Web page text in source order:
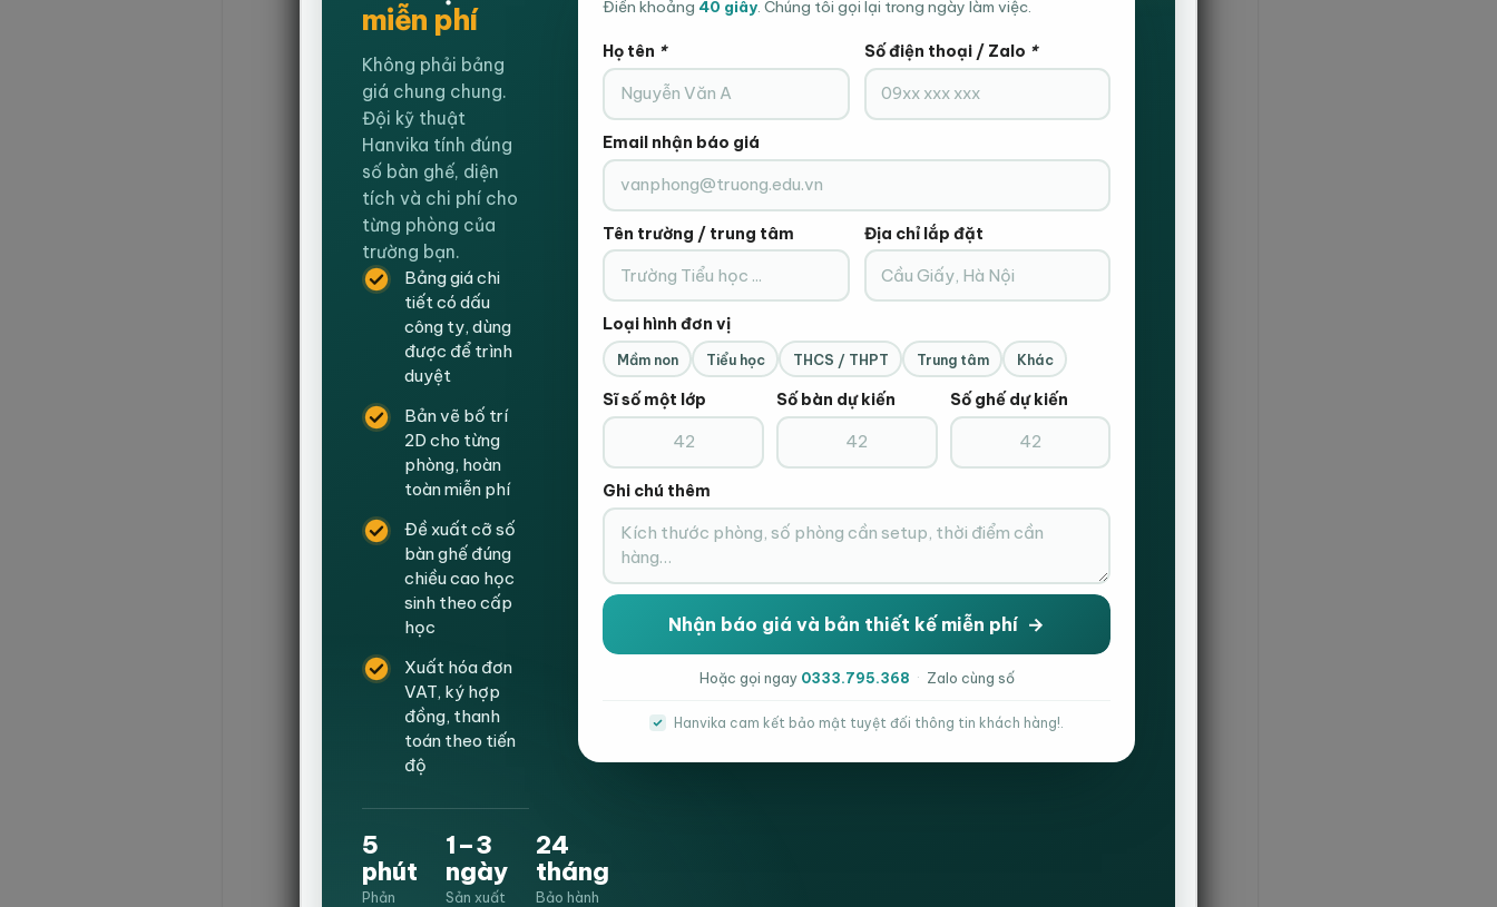
miễn phí
Không phải bảng
giá chung chung.
Đội kỹ thuật
Hanvika tính đúng
số bàn ghế, diện
tích và chi phí cho
từng phòng của
trường bạn.
Bảng giá chi
tiết có dấu
công ty, dùng
được để trình
duyệt
Bản vẽ bố trí
2D cho từng
phòng, hoàn
toàn miễn phí
Đề xuất cỡ số
bàn ghế đúng
chiều cao học
sinh theo cấp
học
Xuất hóa đơn
VAT, ký hợp
đồng, thanh
toán theo tiến
độ
5
phút
Phản
1–3
ngày
Sản xuất
24
tháng
Bảo hành
Điền khoảng 40 giây. Chúng tôi gọi lại trong ngày làm việc.
Họ tên * Số điện thoại / Zalo *
Email nhận báo giá
Tên trường / trung tâm Địa chỉ lắp đặt
Loại hình đơn vị
Mầm non Tiểu học THCS / THPT Trung tâm Khác
Sĩ số một lớp Số bàn dự kiến Số ghế dự kiến
Ghi chú thêm
Hoặc gọi ngay 0333.795.368 · Zalo cùng số
Hanvika cam kết bảo mật tuyệt đối thông tin khách hàng!.